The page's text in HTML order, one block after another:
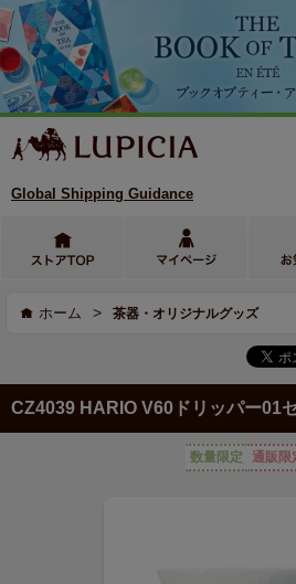
Global Shipping Guidance
ホーム > 茶器・オリジナルグッズ
CZ4039 HARIO V60ドリッパー01
数量限定 通販限